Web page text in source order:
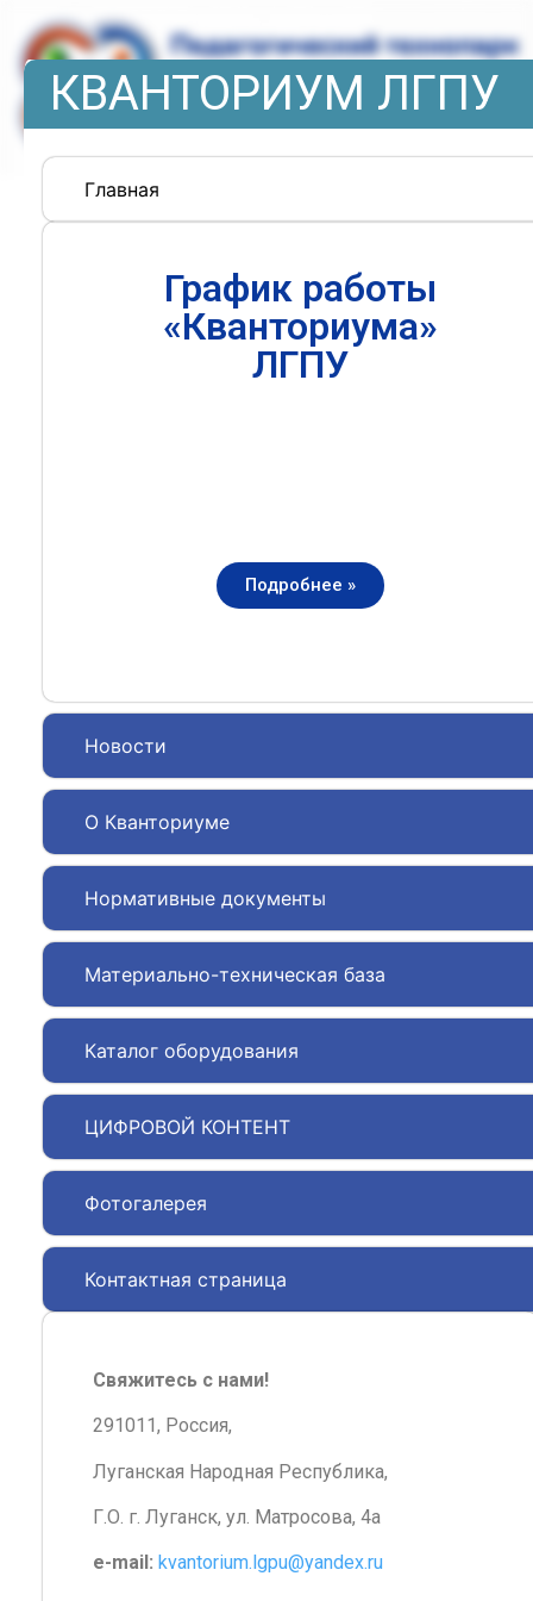
КВАНТОРИУМ ЛГПУ
Главная
Новости
О Кванториуме
Нормативные документы
Материально-техническая база
Каталог оборудования
ЦИФРОВОЙ КОНТЕНТ
Фотогалерея
Контактная страница
График работы
«Кванториума»
ЛГПУ
Подробнее »
Свяжитесь с нами!
291011, Россия,
Луганская Народная Республика,
Г.О. г. Луганск, ул. Матросова, 4а
e-mail: kvantorium.lgpu@yandex.ru